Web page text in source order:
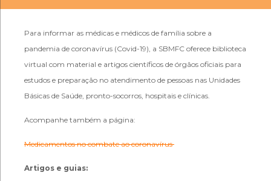
Para informar as médicas e médicos de família sobre a
pandemia de coronavírus (Covid-19), a SBMFC oferece biblioteca
virtual com material e artigos científicos de órgãos oficiais para
estudos e preparação no atendimento de pessoas nas Unidades
Básicas de Saúde, pronto-socorros, hospitais e clínicas.
Acompanhe também a página:
Medicamentos no combate ao coronavírus
Artigos e guias: